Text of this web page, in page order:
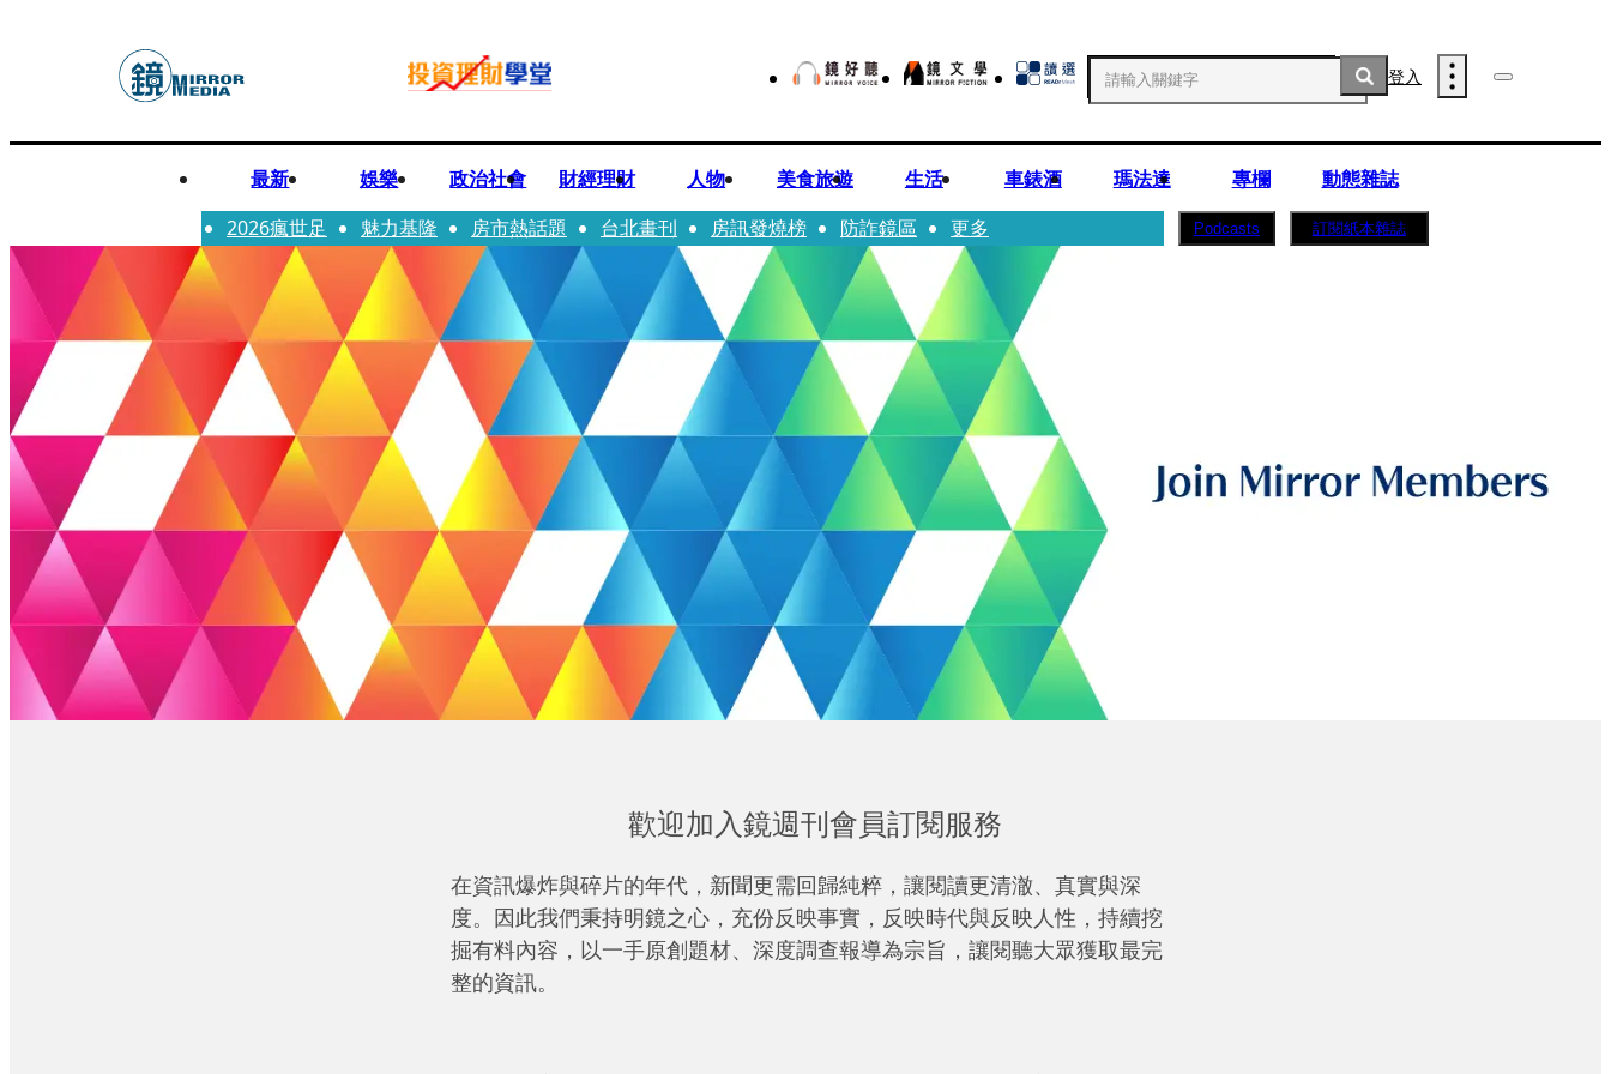
登入
最新 娛樂 政治社會 財經理財 人物 美食旅遊 生活 車錶酒 瑪法達 專欄
動態雜誌
2026瘋世足
魅力基隆 房市熱話題 台北畫刊 房訊發燒榜 防詐鏡區 更多 Podcasts 訂閱紙本雜誌
歡迎加入鏡週刊會員訂閱服務
在資訊爆炸與碎片的年代，新聞更需回歸純粹，讓閱讀更清澈、真實與深
度。因此我們秉持明鏡之心，充份反映事實，反映時代與反映人性，持續挖
掘有料內容，以一手原創題材、深度調查報導為宗旨，讓閱聽大眾獲取最完
整的資訊。